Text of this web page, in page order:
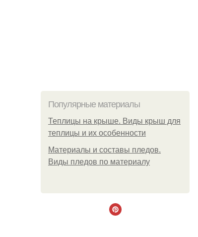
Популярные материалы
Теплицы на крыше. Виды крыш для
теплицы и их особенности
Материалы и составы пледов.
Виды пледов по материалу